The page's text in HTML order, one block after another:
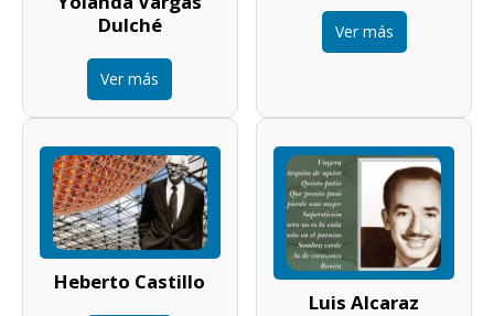
Dulché
Ver más
Ver más
Heberto Castillo
Luis Alcaraz